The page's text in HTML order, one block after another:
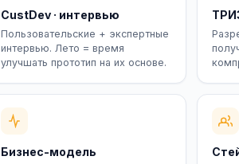
CustDev · интервью
Пользовательские + экспертные
интервью. Лето = время
улучшать прототип на их основе.
Бизнес-модель